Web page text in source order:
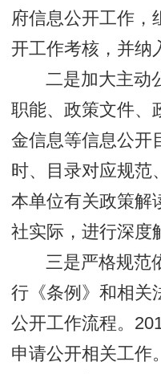
府信息公开工作，
开工作考核，并纳
二是加大主动
职能、政策文件、
金信息等信息公开
时、目录对应规范
本单位有关政策解
社实际，进行深度
三是严格规范
行《条例》和相关
公开工作流程。
申请公开相关工作。